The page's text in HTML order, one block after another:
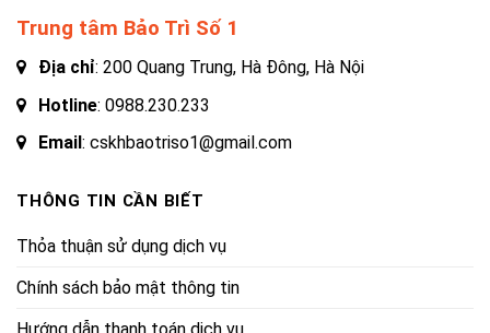
Trung tâm Bảo Trì Số 1
Địa chỉ: 200 Quang Trung, Hà Đông, Hà Nội
Hotline: 0988.230.233
Email : cskhbaotriso1@gmail.com
THÔNG TIN CẦN BIẾT
Thỏa thuận sử dụng dịch vụ
Chính sách bảo mật thông tin